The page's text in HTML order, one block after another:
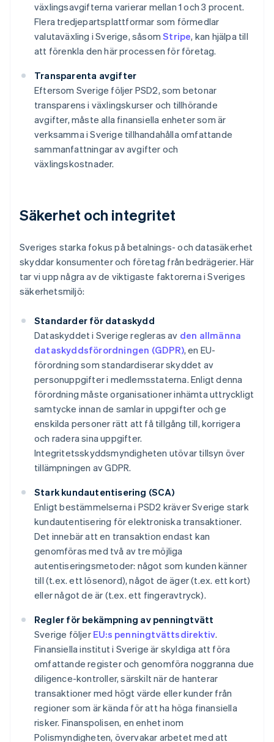
växlingsavgifterna varierar mellan 1 och 3 procent.
Flera tredjepartsplattformar som förmedlar
valutaväxling i Sverige, såsomStripe, kan hjälpa till
att förenkla den här processen för företag.
Transparenta avgifter
Eftersom Sverige följer PSD2, som betonar
transparens i växlingskurser och tillhörande
avgifter, måste alla finansiella enheter som är
verksamma i Sverige tillhandahålla omfattande
sammanfattningar av avgifter och
växlingskostnader.
Säkerhet och integritet
Sveriges starka fokus på betalnings- och datasäkerhet
skyddar konsumenter och företag från bedrägerier. Här
tar vi upp några av de viktigaste faktorerna i Sveriges
säkerhetsmiljö:
Standarder för dataskydd
Dataskyddet i Sverige regleras av den allmänna
dataskyddsförordningen (GDPR), en EU-
förordning som standardiserar skyddet av
personuppgifter i medlemsstaterna. Enligt denna
förordning måste organisationer inhämta uttryckligt
samtycke innan de samlar in uppgifter och ge
enskilda personer rätt att få tillgång till, korrigera
och radera sina uppgifter.
Integritetsskyddsmyndigheten utövar tillsyn över
tillämpningen av GDPR.
Stark kundautentisering (SCA)
Enligt bestämmelserna i PSD2 kräver Sverige stark
kundautentisering för elektroniska transaktioner.
Det innebär att en transaktion endast kan
genomföras med två av tre möjliga
autentiseringsmetoder: något som kunden känner
till (t.ex. ett lösenord), något de äger (t.ex. ett kort)
eller något de är (t.ex. ett fingeravtryck).
Regler för bekämpning av penningtvätt
Sverige följer EU:s penningtvättsdirektiv.
Finansiella institut i Sverige är skyldiga att föra
omfattande register och genomföra noggranna due
diligence-kontroller, särskilt när de hanterar
transaktioner med högt värde eller kunder från
regioner som är kända för att ha höga finansiella
risker. Finanspolisen, en enhet inom
Polismyndigheten, övervakar arbetet med att